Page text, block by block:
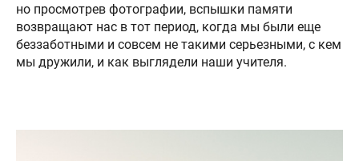
но просмотрев фотографии, вспышки памяти
возвращают нас в тот период, когда мы были еще
беззаботными и совсем не такими серьезными, с кем
мы дружили, и как выглядели наши учителя.